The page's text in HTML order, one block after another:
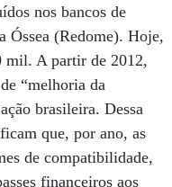
nos bancos de
Óssea (Redome). Hoje,
mil. A partir de 2012,
“melhoria da
brasileira. Dessa
que, por ano, as
de compatibilidade,
financeiros aos